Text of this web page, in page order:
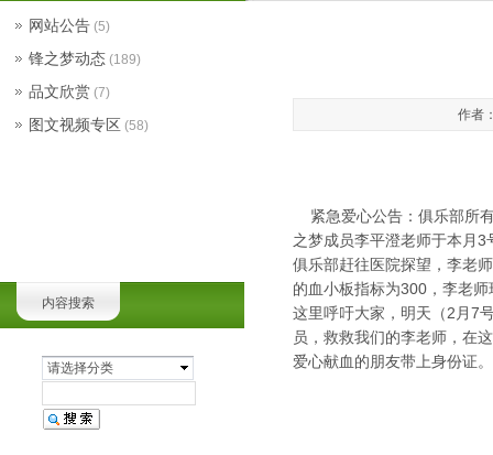
内容搜索
请选择分类
作者
紧急爱心公告：俱乐部所
之梦成员李平澄老师于本月
俱乐部赶往医院探望，李老
的血小板指标为300，李老
这里呼吁大家，明天（2月7
员，救救我们的李老师，在
爱心献血的朋友带上身份证。
网站公告 (5)
锋之梦动态 (189)
品文欣赏 (7)
图文视频专区 (58)